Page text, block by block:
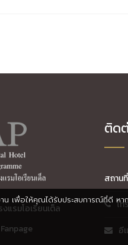
าน เพื่อให้คุณได้รับประสบการณ์ที่ดี
งแรมโอเรียนเต็ล
ติด
สถาน
โ
อี